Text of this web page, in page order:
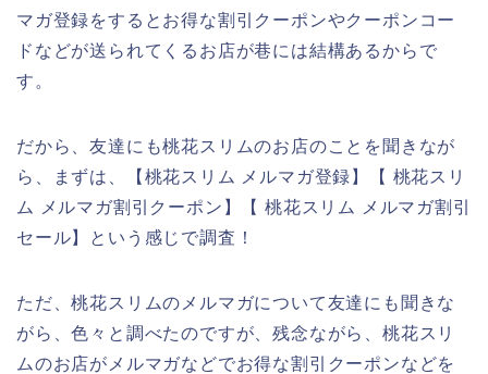
マガ登録をするとお得な割引クーポンやクーポンコー
ドなどが送られてくるお店が巷には結構あるからで
す。
だから、友達にも桃花スリムのお店のことを聞きなが
ら、まずは、【桃花スリム メルマガ登録】【 桃花スリ
ム メルマガ割引クーポン】【 桃花スリム メルマガ割引
セール】という感じで調査！
ただ、桃花スリムのメルマガについて友達にも聞きな
がら、色々と調べたのですが、残念ながら、桃花スリ
ムのお店がメルマガなどでお得な割引クーポンなどを